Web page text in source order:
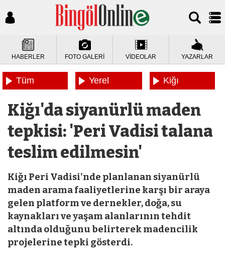
HABERLER FOTO GALERİ VİDEOLAR YAZARLAR
Tüm
Yerel
Kiğı
Kiğı'da siyanürlü maden
tepkisi: 'Peri Vadisi talana
teslim edilmesin'
Kiğı Peri Vadisi'nde planlanan siyanürlü
maden arama faaliyetlerine karşı bir araya
gelen platform ve dernekler, doğa, su
kaynakları ve yaşam alanlarının tehdit
altında olduğunu belirterek madencilik
projelerine tepki gösterdi.